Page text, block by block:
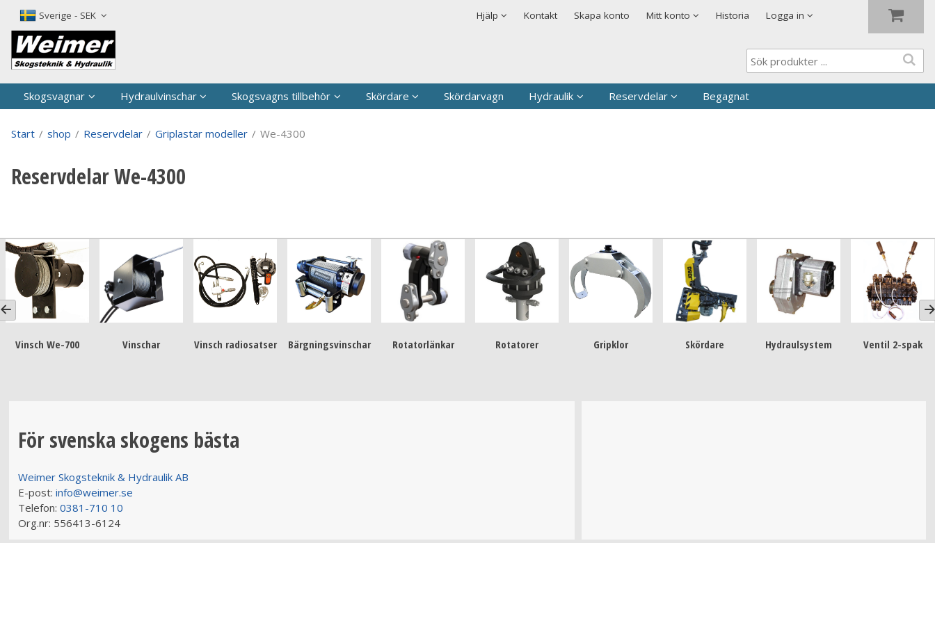
Sverige - SEK Hjälp
Säkerhet & Cookies Kontakt Skapa konto Mitt konto Historia Logga in
Lösenord
Skogsvagnar Hydraulvinschar Skogsvagns tillbehör Skördare Skördarvagn Hydraulik Reservdelar Begagnat
Start / shop / Reservdelar / Griplastar modeller / We-4300
Reservdelar We-4300
Vinsch We-700 Vinschar Vinsch radiosatser Bärgningsvinschar Rotatorlänkar Rotatorer Gripklor Skördare Hydraulsystem Ventil 2-spak
För svenska skogens bästa
Weimer Skogsteknik & Hydraulik AB
E-post: info@weimer.se
Telefon: 0381-710 10
Org.nr: 556413-6124